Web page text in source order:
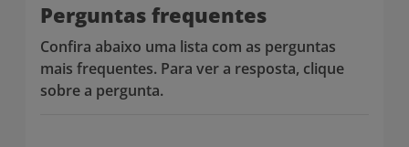
Perguntas frequentes
Confira abaixo uma lista com as perguntas
mais frequentes. Para ver a resposta, clique
sobre a pergunta.